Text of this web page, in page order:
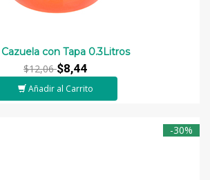
Cazuela con Tapa 0.3Litros
$12,06$8,44
Añadir al Carrito
-30%